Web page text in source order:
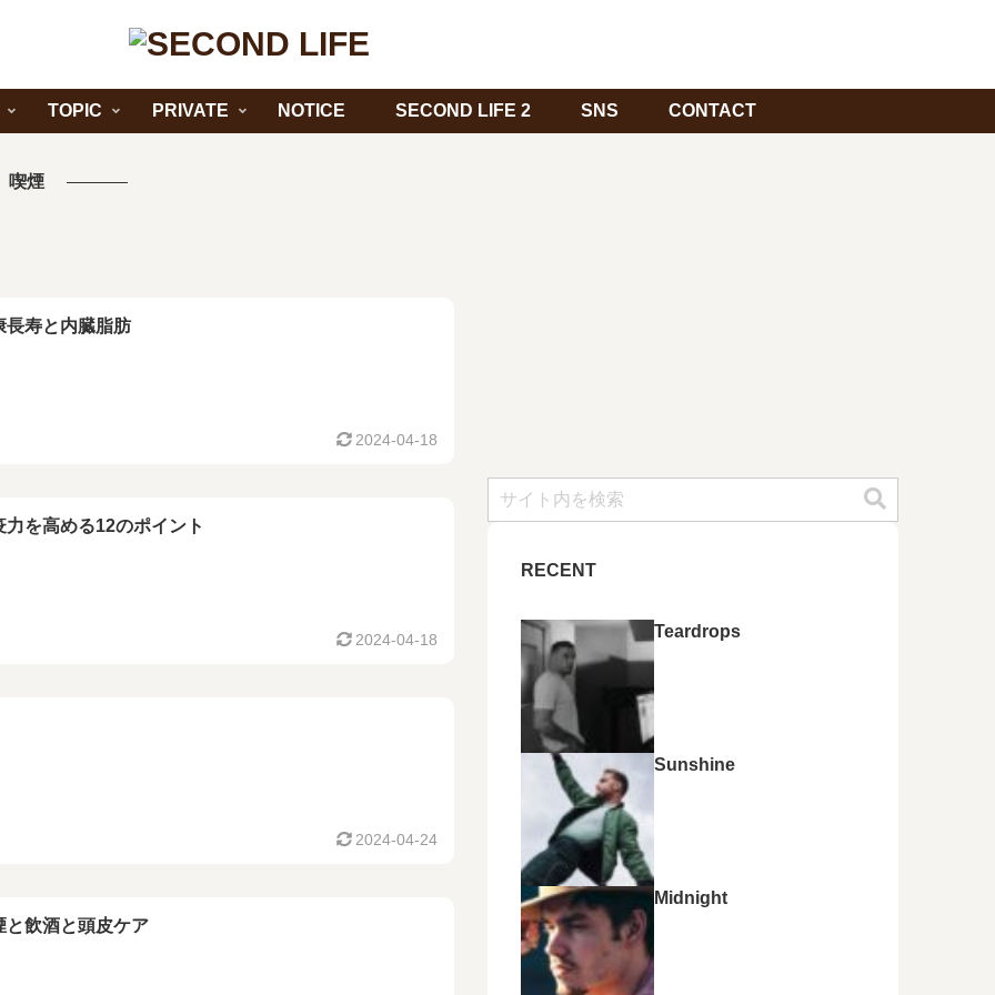
TOPIC PRIVATE NOTICE SECOND LIFE 2 SNS CONTACT
喫煙
長寿と内臓脂肪
2024-04-18
力を高める12のポイント
2024-04-18
2024-04-24
と飲酒と頭皮ケア
RECENT
Teardrops
Sunshine
Midnight